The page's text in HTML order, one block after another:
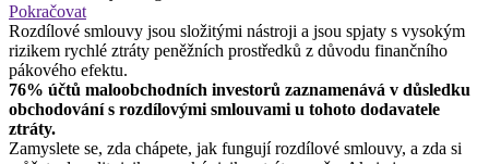
Pokračovat
Rozdílové smlouvy jsou složitými nástroji a jsou spjaty s vysokým
rizikem rychlé ztráty peněžních prostředků z důvodu finančního
pákového efektu.
76% účtů maloobchodních investorů zaznamenává v důsledku
obchodování s rozdílovými smlouvami u tohoto dodavatele
ztráty.
Zamyslete se, zda chápete, jak fungují rozdílové smlouvy, a zda si